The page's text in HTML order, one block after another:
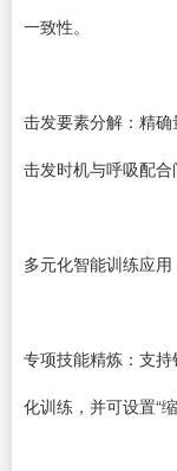
一致性。
击发要素分解：精
击发时机与呼吸配合
多元化智能训练应用
专项技能精炼：支
化训练，并可设置“